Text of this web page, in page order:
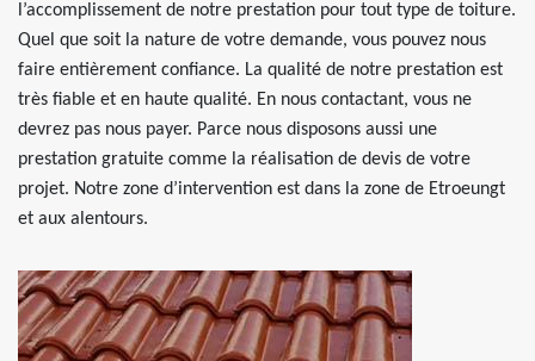
l’accomplissement de notre prestation pour tout type de toiture.
Quel que soit la nature de votre demande, vous pouvez nous
faire entièrement confiance. La qualité de notre prestation est
très fiable et en haute qualité. En nous contactant, vous ne
devrez pas nous payer. Parce nous disposons aussi une
prestation gratuite comme la réalisation de devis de votre
projet. Notre zone d’intervention est dans la zone de Etroeungt
et aux alentours.